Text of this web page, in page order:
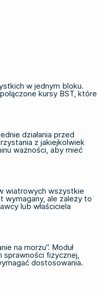
w jednym bloku.
kursy BST, które
działania przed
z jakiejkolwiek
ważności, aby mieć
wiatrowych wszystkie
wymagany, ale zależy to
lub właściciela
na morzu”. Moduł
fizycznej,
dostosowania.